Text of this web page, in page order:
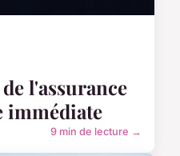
l'assurance
immédiate
9 min de lecture →